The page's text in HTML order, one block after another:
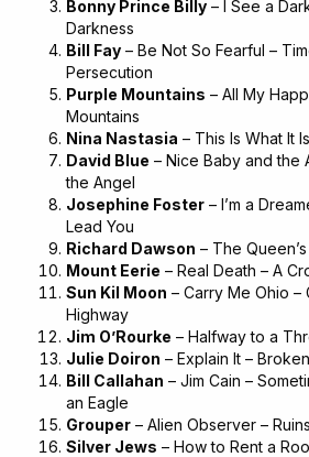
Bonny Prince Billy – I See a
Darkness
Bill Fay – Be Not So Fearful –
Persecution
Purple Mountains – All My
Mountains
Nina Nastasia – This Is What It
David Blue – Nice Baby and the
the Angel
Josephine Foster – I’m a
Lead You
Richard Dawson – The
Mount Eerie – Real Death – A
Sun Kil Moon – Carry Me Ohio –
Highway
Jim O’Rourke – Halfway to a
Julie Doiron – Explain It –
Bill Callahan – Jim Cain –
an Eagle
Grouper – Alien Observer – Ruins
Silver Jews – How to Rent a